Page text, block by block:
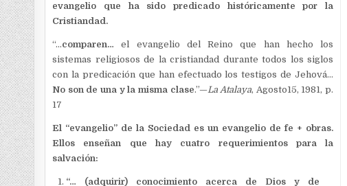
evangelio que ha sido predicado históricamente por la
Cristiandad.
“…comparen… el evangelio del Reino que han hecho los
sistemas religiosos de la cristiandad durante todos los siglos
con la predicación que han efectuado los testigos de Jehová…
No son de una y la misma clase.”—La Atalaya, Agosto15, 1981, p.
17
El “evangelio” de la Sociedad es un evangelio de fe + obras.
Ellos enseñan que hay cuatro requerimientos para la
salvación:
“… (adquirir) conocimiento acerca de Dios y de